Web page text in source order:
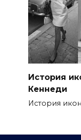
История
Кеннеди
История